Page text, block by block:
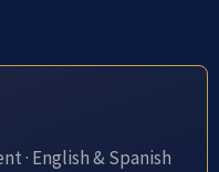
· English & Spanish